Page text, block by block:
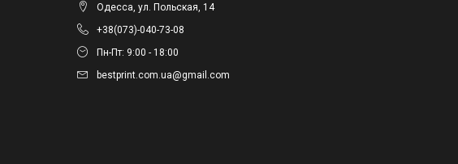
Одесса, ул. Польская, 14
+38(073)-040-73-08
Пн-Пт: 9:00 - 18:00
bestprint.com.ua@gmail.com